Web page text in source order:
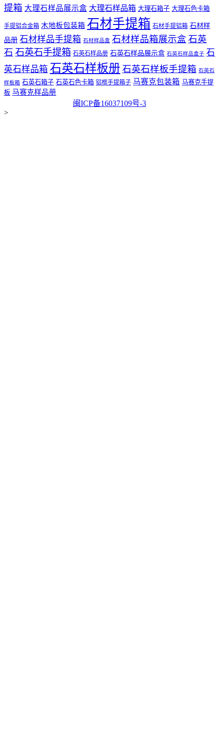
提箱 大理石样品展示盒 大理石样品箱 大理石箱子 大理石色卡箱
手提铝合金箱 木地板包装箱 石材手提箱 石材手提铝箱 石材样
品册 石材样品手提箱 石材样品盒 石材样品箱展示盒 石英
石 石英石手提箱 石英石样品册 石英石样品展示盒 石英石样品盒子 石
英石样品箱 石英石样板册 石英石样板手提箱 石英石
样板箱 石英石箱子 石英石色卡箱 铝框手提箱子 马赛克包装箱 马赛克手提
板 马赛克样品册
闽ICP备16037109号-3
>